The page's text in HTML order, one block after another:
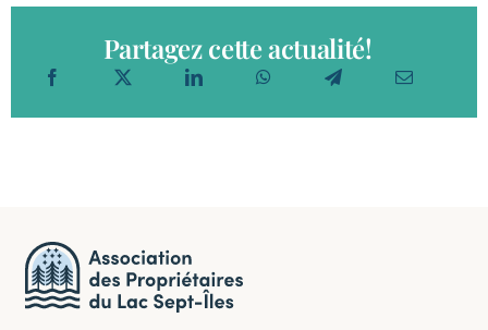
Partagez cette actualité!